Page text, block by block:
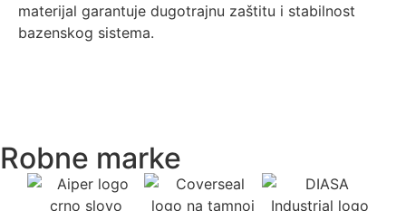
materijal garantuje dugotrajnu zaštitu i stabilnost
bazenskog sistema.
Robne marke